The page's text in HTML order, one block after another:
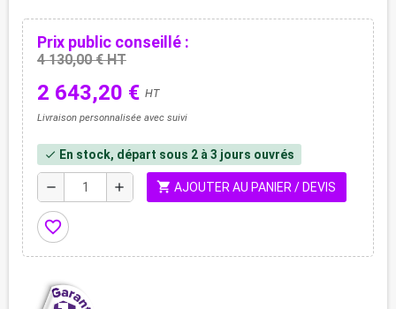
Prix public conseillé :
4 130,00 € HT
2 643,20 € HT
Livraison personnalisée avec suivi
check En stock, départ sous 2 à 3 jours ouvrés
remove add shopping_cart AJOUTER AU PANIER / DEVIS
favorite_border